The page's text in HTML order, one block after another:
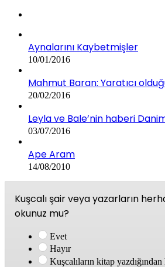
Aynalarını Kaybetmişler
10/01/2016
Mahmut Baran: Yaratıcı
20/02/2016
Leyla ve Bale’nin haberi
03/07/2016
Ape Aram
14/08/2010
Kuşcalı şair veya yazarların
okunuz mu?
Evet
Hayır
Kuşcalıların kitap